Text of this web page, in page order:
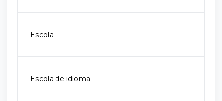
Escola
Escola de idioma